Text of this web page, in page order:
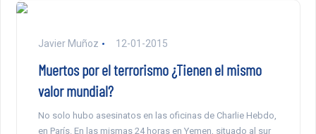
Javier Muñoz 12-01-2015
Muertos por el terrorismo ¿Tienen el mismo
valor mundial?
No solo hubo asesinatos en las oficinas de Charlie Hebdo,
en París. En las mismas 24 horas en Yemen, situado al sur